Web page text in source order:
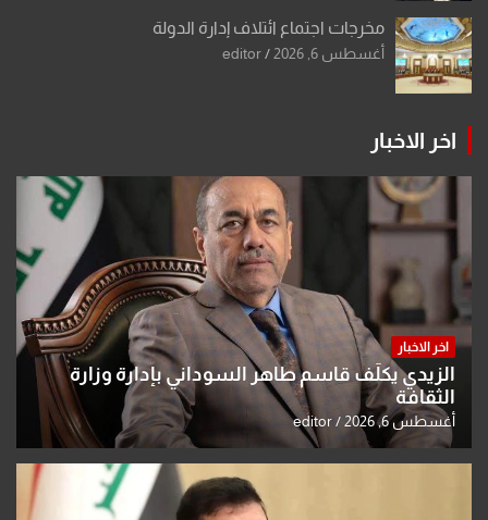
مخرجات اجتماع ائتلاف إدارة الدولة
أغسطس 6, 2026 editor
اخر الاخبار
اخر الاخبار
الزيدي يكلّف قاسم طاهر السوداني بإدارة وزارة
الثقافة
أغسطس 6, 2026 editor